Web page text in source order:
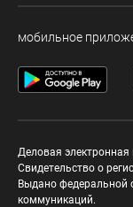
мобильное
Деловая электронная
Свидетельство о
Выдано федеральной
коммуникаций.